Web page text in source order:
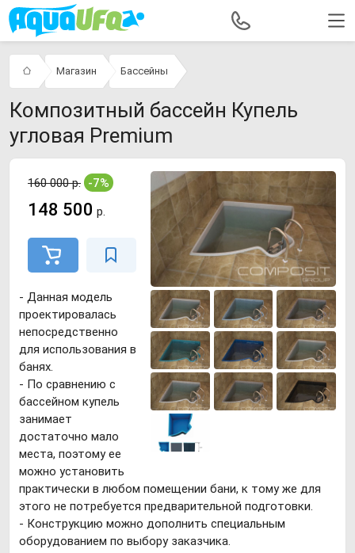
Магазин Бассейны
Композитный бассейн Купель
угловая Premium
160 000 р. -7%
148 500 р.
- Данная модель
проектировалась
непосредственно
для использования в
банях.
- По сравнению с
бассейном купель
занимает
достаточно мало
места, поэтому ее
можно установить
практически в любом помещении бани, к тому же для
этого не потребуется предварительной подготовки.
- Конструкцию можно дополнить специальным
оборудованием по выбору заказчика.